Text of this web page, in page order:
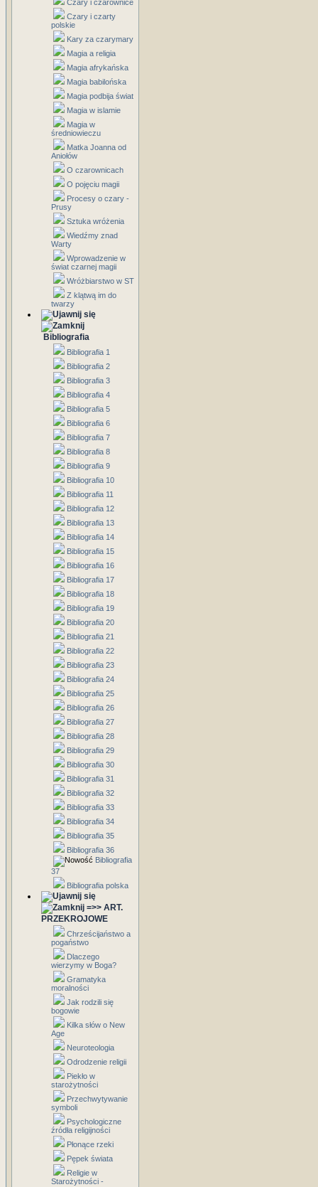
Czary i czarownice
Czary i czarty
polskie
Kary za czarymary
Magia a religia
Magia afrykańska
Magia babilońska
Magia podbija świat
Magia w islamie
Magia w
średniowieczu
Matka Joanna od
Aniołów
O czarownicach
O pojęciu magii
Procesy o czary -
Prusy
Sztuka wróżenia
Wiedźmy znad
Warty
Wprowadzenie w
świat czarnej magii
Wróżbiarstwo w ST
Z klątwą im do
twarzy
Bibliografia
Bibliografia 1
Bibliografia 2
Bibliografia 3
Bibliografia 4
Bibliografia 5
Bibliografia 6
Bibliografia 7
Bibliografia 8
Bibliografia 9
Bibliografia 10
Bibliografia 11
Bibliografia 12
Bibliografia 13
Bibliografia 14
Bibliografia 15
Bibliografia 16
Bibliografia 17
Bibliografia 18
Bibliografia 19
Bibliografia 20
Bibliografia 21
Bibliografia 22
Bibliografia 23
Bibliografia 24
Bibliografia 25
Bibliografia 26
Bibliografia 27
Bibliografia 28
Bibliografia 29
Bibliografia 30
Bibliografia 31
Bibliografia 32
Bibliografia 33
Bibliografia 34
Bibliografia 35
Bibliografia 36
Bibliografia
37
Bibliografia polska
=>> ART.
PRZEKROJOWE
Chrześcijaństwo a
pogaństwo
Dlaczego
wierzymy w Boga?
Gramatyka
moralności
Jak rodzili się
bogowie
Kilka słów o New
Age
Neuroteologia
Odrodzenie religii
Piekło w
starożytności
Przechwytywanie
symboli
Psychologiczne
źródła religijności
Płonące rzeki
Pępek świata
Religie w
Starożytności -